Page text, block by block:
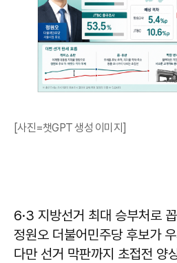
[사진=챗GPT 생성 이미지]
6·3 지방선거 최대 승부처로
정원오 더불어민주당 후보가
다만 선거 막판까지 초접전 양